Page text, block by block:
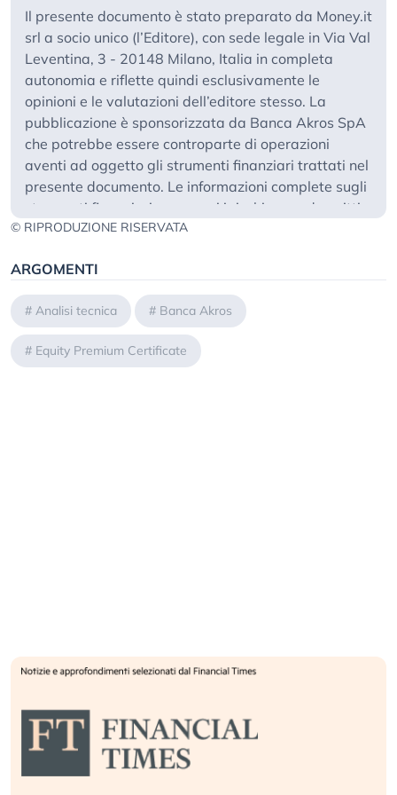
Il presente documento è stato preparato da Money.it
srl a socio unico (l’Editore), con sede legale in Via Val
Leventina, 3 - 20148 Milano, Italia in completa
autonomia e riflette quindi esclusivamente le
opinioni e le valutazioni dell’editore stesso. La
pubblicazione è sponsorizzata da Banca Akros SpA
che potrebbe essere controparte di operazioni
aventi ad oggetto gli strumenti finanziari trattati nel
presente documento. Le informazioni complete sugli
strumenti finanziari, compresi i rischi, sono descritti
nel rispettivo prospetto di base, unitamente ad
Condizioni Definitive. Il rispettivo prospetto di base e
le Condizioni Definitive costituiscono gli unici
documenti di vendita vincolanti per gli strumenti
finanziari. Si raccomanda ai potenziali investitori di
leggere attentamente tali documenti prima di
non deve essere considerata un parere favorevole
sugli strumenti finanziari offerti o ammessi alla
strumenti finanziari sono prodotti non semplici e di
difficile comprensione. Il presente documento e le
informazioni in esso contenute possono essere
distribuiti o pubblicati solo nei paesi in cui tale
© RIPRODUZIONE RISERVATA
ARGOMENTI
# Analisi tecnica # Banca Akros
# Equity Premium Certificate